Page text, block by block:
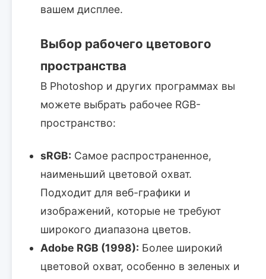
вашем дисплее.
Выбор рабочего цветового
пространства
В Photoshop и других программах вы
можете выбрать рабочее RGB-
пространство:
sRGB: Самое распространенное,
наименьший цветовой охват.
Подходит для веб-графики и
изображений, которые не требуют
широкого диапазона цветов.
Adobe RGB (1998): Более широкий
цветовой охват, особенно в зеленых и